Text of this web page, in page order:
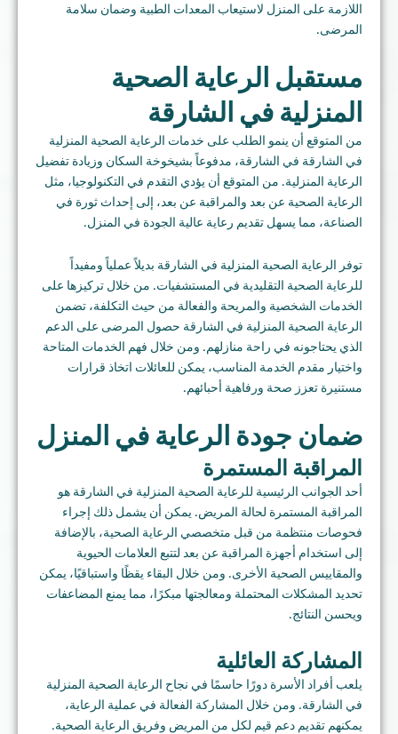
اللازمة على المنزل لاستيعاب المعدات الطبية وضمان سلامة
المرضى.
مستقبل الرعاية الصحية
المنزلية في الشارقة
من المتوقع أن ينمو الطلب على خدمات الرعاية الصحية المنزلية
في الشارقة في الشارقة، مدفوعاً بشيخوخة السكان وزيادة تفضيل
الرعاية المنزلية. من المتوقع أن يؤدي التقدم في التكنولوجيا، مثل
الرعاية الصحية عن بعد والمراقبة عن بعد، إلى إحداث ثورة في
الصناعة، مما يسهل تقديم رعاية عالية الجودة في المنزل.
توفر الرعاية الصحية المنزلية في الشارقة بديلاً عملياً ومفيداً
للرعاية الصحية التقليدية في المستشفيات. من خلال تركيزها على
الخدمات الشخصية والمريحة والفعالة من حيث التكلفة، تضمن
الرعاية الصحية المنزلية في الشارقة حصول المرضى على الدعم
الذي يحتاجونه في راحة منازلهم. ومن خلال فهم الخدمات المتاحة
واختيار مقدم الخدمة المناسب، يمكن للعائلات اتخاذ قرارات
مستنيرة تعزز صحة ورفاهية أحبائهم.
ضمان جودة الرعاية في المنزل
المراقبة المستمرة
أحد الجوانب الرئيسية للرعاية الصحية المنزلية في الشارقة هو
المراقبة المستمرة لحالة المريض. يمكن أن يشمل ذلك إجراء
فحوصات منتظمة من قبل متخصصي الرعاية الصحية، بالإضافة
إلى استخدام أجهزة المراقبة عن بعد لتتبع العلامات الحيوية
والمقاييس الصحية الأخرى. ومن خلال البقاء يقظًا واستباقيًا، يمكن
تحديد المشكلات المحتملة ومعالجتها مبكرًا، مما يمنع المضاعفات
ويحسن النتائج.
المشاركة العائلية
يلعب أفراد الأسرة دورًا حاسمًا في نجاح الرعاية الصحية المنزلية
في الشارقة. ومن خلال المشاركة الفعالة في عملية الرعاية،
يمكنهم تقديم دعم قيم لكل من المريض وفريق الرعاية الصحية.